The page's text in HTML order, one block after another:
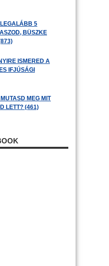
5
BÜSZKE
ISMERED A
IFJÚSÁGI
MEG MIT
LETT? (461)